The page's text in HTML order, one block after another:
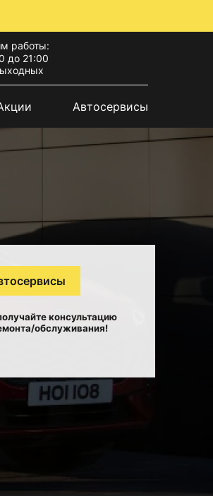
работы:
до 21:00
Автосервисы
консультацию
обслуживания!